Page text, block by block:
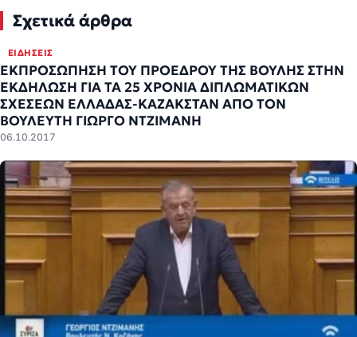
Σχετικά άρθρα
ΕΙΔΉΣΕΙΣ
ΕΚΠΡΟΣΩΠΗΣΗ ΤΟΥ ΠΡΟΕΔΡΟΥ ΤΗΣ ΒΟΥΛΗΣ ΣΤΗΝ
ΕΚΔΗΛΩΣΗ ΓΙΑ ΤΑ 25 ΧΡΟΝΙΑ ΔΙΠΛΩΜΑΤΙΚΩΝ
ΣΧΕΣΕΩΝ ΕΛΛΑΔΑΣ-ΚΑΖΑΚΣΤΑΝ ΑΠΟ ΤΟΝ
ΒΟΥΛΕΥΤΗ ΓΙΩΡΓΟ ΝΤΖΙΜΑΝΗ
06.10.2017